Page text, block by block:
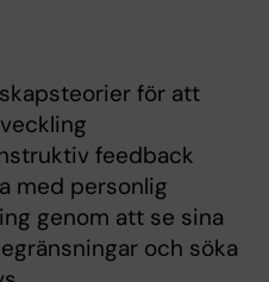
för att
feedback
med personlig
genom att se sina
och söka